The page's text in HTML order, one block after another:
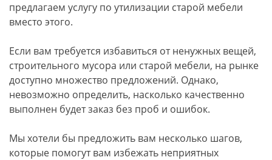
предлагаем услугу по утилизации старой мебели
вместо этого.
Если вам требуется избавиться от ненужных вещей,
строительного мусора или старой мебели, на рынке
доступно множество предложений. Однако,
невозможно определить, насколько качественно
выполнен будет заказ без проб и ошибок.
Мы хотели бы предложить вам несколько шагов,
которые помогут вам избежать неприятных